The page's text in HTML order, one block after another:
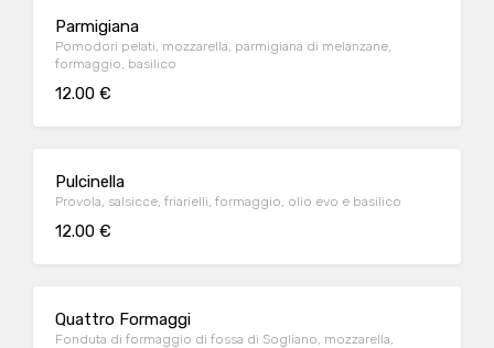
Parmigiana
Pomodori pelati, mozzarella, parmigiana di melanzane,
formaggio, basilico
12.00 €
Pulcinella
Provola, salsicce, friarielli, formaggio, olio evo e basilico
12.00 €
Quattro Formaggi
Fonduta di formaggio di fossa di Sogliano, mozzarella,